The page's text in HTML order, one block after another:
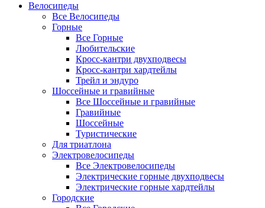
Велосипеды
Все Велосипеды
Горные
Все Горные
Любительские
Кросс-кантри двухподвесы
Кросс-кантри хардтейлы
Трейл и эндуро
Шоссейные и гравийные
Все Шоссейные и гравийные
Гравийные
Шоссейные
Туристические
Для триатлона
Электровелосипеды
Все Электровелосипеды
Электрические горные двухподвесы
Электрические горные хардтейлы
Городские